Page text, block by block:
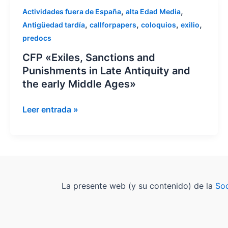
Actividades fuera de España, alta Edad Media,
Antigüedad tardía, callforpapers, coloquios, exilio,
predocs
CFP «Exiles, Sanctions and
Punishments in Late Antiquity and
the early Middle Ages»
CFP
«Exiles,
Sanctions
Punishments
in
Late
Middle
Leer entrada »
La presente web (y su contenido) de la